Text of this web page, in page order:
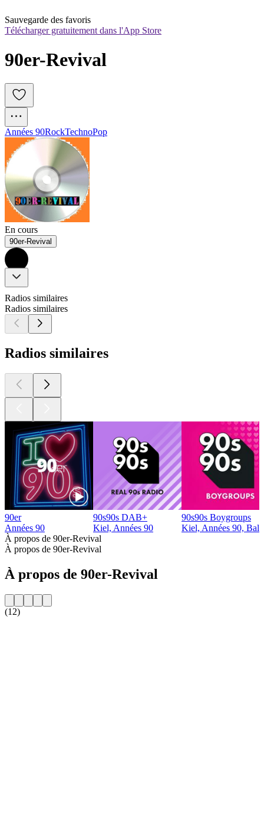
Sauvegarde des favoris
Télécharger gratuitement dans l'App Store
90er-Revival
Années 90RockTechnoPop
En cours
90er-Revival
Radios similaires
Radios similaires
Radios similaires
90er
Années 90
90s90s DAB+
Kiel, Années 90
90s90s Boygroups
Kiel, Années 90,
À propos de 90er-Revival
À propos de 90er-Revival
À propos de 90er-Revival
(12)